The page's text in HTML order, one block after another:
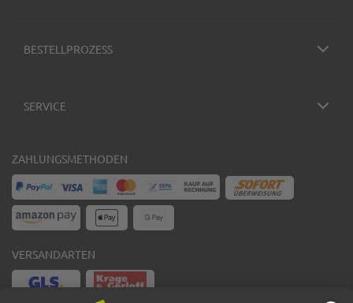
BESTELLPROZESS
SERVICE
ZAHLUNGSMETHODEN
VERSANDARTEN